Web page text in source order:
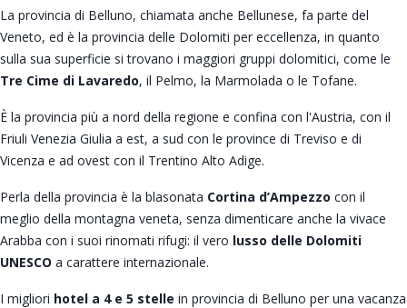
La provincia di Belluno, chiamata anche Bellunese, fa parte del
Veneto, ed è la provincia delle Dolomiti per eccellenza, in quanto
sulla sua superficie si trovano i maggiori gruppi dolomitici, come le
Tre Cime di Lavaredo, il Pelmo, la Marmolada o le Tofane.
È la provincia più a nord della regione e confina con l'Austria, con il
Friuli Venezia Giulia a est, a sud con le province di Treviso e di
Vicenza e ad ovest con il Trentino Alto Adige.
Perla della provincia è la blasonata Cortina d’Ampezzo con il
meglio della montagna veneta, senza dimenticare anche la vivace
Arabba con i suoi rinomati rifugi: il vero lusso delle Dolomiti
UNESCO a carattere internazionale.
I migliori hotel a 4 e 5 stelle in provincia di Belluno per una vacanza